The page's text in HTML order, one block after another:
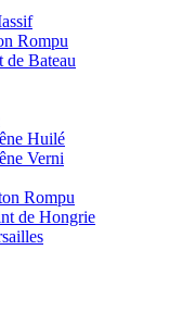
Rompu
de Bateau
Huilé
Verni
Rompu
de Hongrie